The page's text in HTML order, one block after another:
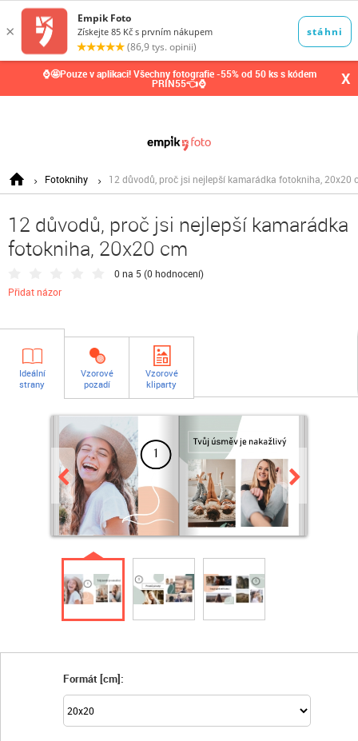
⌚🤩Pouze v aplikaci! Všechny fotografie -55% od 50 ks s kódem
PRIN55👈⌚ X
Fotoknihy 12 důvodů, proč jsi nejlepší kamarádka fotokniha, 20x20
12 důvodů, proč jsi nejlepší kamarádka
fotokniha, 20x20 cm
0 na 5 (0 hodnocení)
Přidat názor
Ideální
strany
Vzorové
pozadí
Vzorové
kliparty
Formát [cm]: